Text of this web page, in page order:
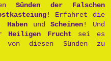
Sünden der Falschen
! Erfahret die
Haben undScheinen! Und
Heiligen Frucht sei es
diesen Sünden zu